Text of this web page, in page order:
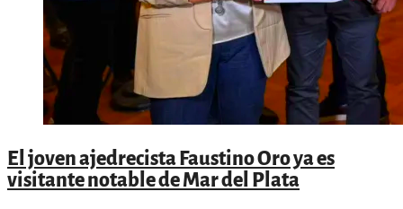
El joven ajedrecista Faustino Oro ya es
visitante notable de Mar del Plata